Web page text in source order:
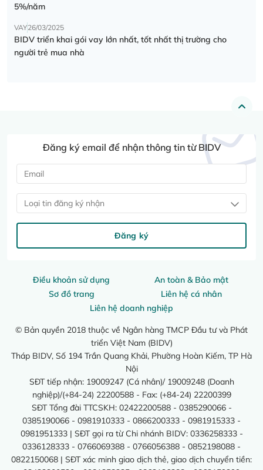
5%/năm
VAY26/03/2025
BIDV triển khai gói vay lớn nhất, tốt nhất thị trường cho
người trẻ mua nhà
Điều khoản sử dụng
An toàn & Bảo mật
Sơ đồ trang
Liên hệ cá nhân
Liên hệ doanh nghiệp
© Bản quyền 2018 thuộc về Ngân hàng TMCP Đầu tư và Phát
triển Việt Nam (BIDV)
Tháp BIDV, Số 194 Trần Quang Khải, Phường Hoàn Kiếm, TP Hà
Nội
SĐT tiếp nhận: 19009247 (Cá nhân)/ 19009248 (Doanh
nghiệp)/(+84-24) 22200588 - Fax: (+84-24) 22200399
SĐT Tổng đài TTCSKH: 02422200588 - 0385290066 -
0385190066 - 0981910333 - 0866200333 - 0981915333 -
0981951333 | SĐT gọi ra từ Chi nhánh BIDV: 0336258333 -
0336128333 - 0766069388 - 0766056388 - 0852198088 -
0822150068 | SĐT xác minh giao dịch thẻ, giao dịch chuyển tiền:
Đăng ký email để nhận thông tin từ BIDV
Loại tin đăng ký nhận
Đăng ký